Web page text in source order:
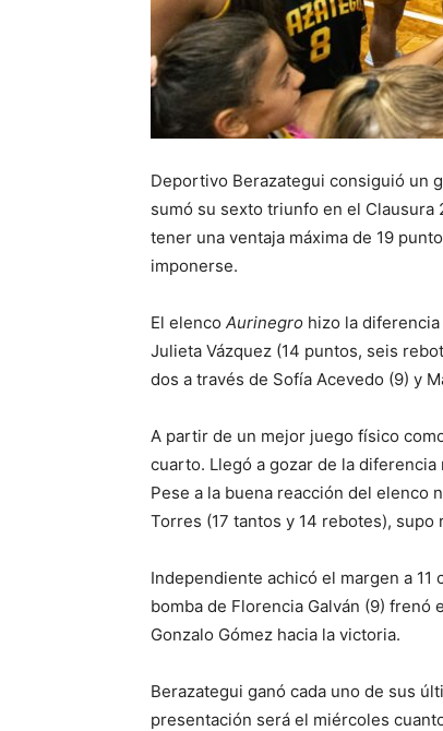
Deportivo Berazategui consiguió un
sumó su sexto triunfo en el
tener una ventaja máxima de 19
imponerse.
El elenco Aurinegro hizo la
Julieta Vázquez (14 puntos, seis
dos a través de Sofía Acevedo (9) y
A partir de un mejor juego físico
cuarto. Llegó a gozar de la
Pese a la buena reacción del elenco
Torres (17 tantos y 14 rebotes),
Independiente achicó el margen a
bomba de Florencia Galván (9)
Gonzalo Gómez hacia la victoria.
Berazategui ganó cada uno de sus
presentación será el miércoles